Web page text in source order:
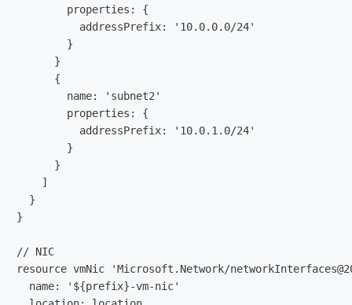
        properties: {
          addressPrefix: '10.0.0.0/24'
        }
      }
      {
        name: 'subnet2'
        properties: {
          addressPrefix: '10.0.1.0/24'
        }
      }
    ]
  }
}
// NIC
resource vmNic 'Microsoft.Network/
  name: '${prefix}-vm-nic'